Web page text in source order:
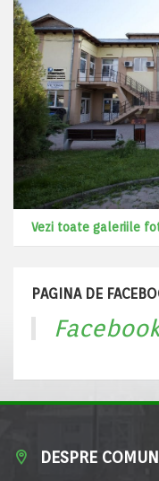
Vezi toate galeriile
PAGINA DE
DESPRE